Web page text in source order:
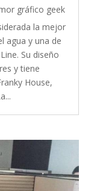
gráfico geek
la mejor
agua y una de
Su diseño
y tiene
House,